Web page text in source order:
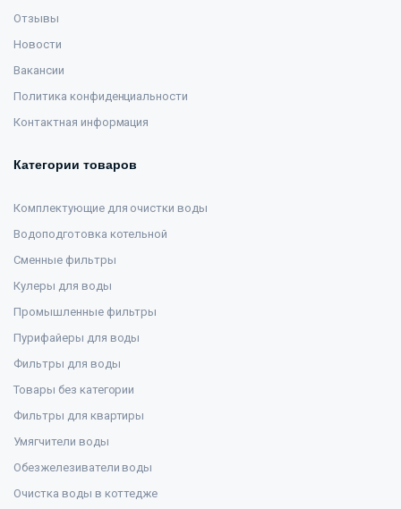
Отзывы
Новости
Вакансии
Политика конфиденциальности
Контактная информация
Категории товаров
Комплектующие для очистки воды
Водоподготовка котельной
Сменные фильтры
Кулеры для воды
Промышленные фильтры
Пурифайеры для воды
Фильтры для воды
Товары без категории
Фильтры для квартиры
Умягчители воды
Обезжелезиватели воды
Очистка воды в коттедже